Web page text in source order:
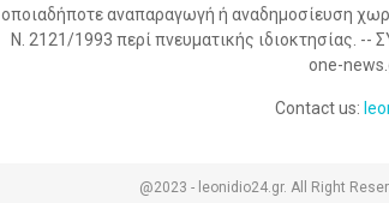
οποιαδήποτε αναπαραγωγή ή αναδημοσίευση
Ν. 2121/1993 περί πνευματικής ιδιοκτησίας.
one-
Contact us:
@2023 - leonidio24.gr. All Right